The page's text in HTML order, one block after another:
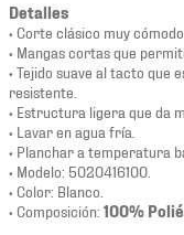
Detalles
• Corte clásico muy
• Mangas cortas que
• Tejido suave al tacto que
resistente.
• Estructura ligera que da
• Lavar en agua fría.
• Planchar a temperatura
• Modelo: 5020416100.
• Color: Blanco.
• Composición: 100%